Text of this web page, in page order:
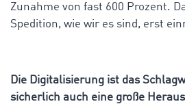
Zunahme von fast 600 Prozent.
Spedition, wie wir es sind, erst
Die Digitalisierung ist das
sicherlich auch eine große